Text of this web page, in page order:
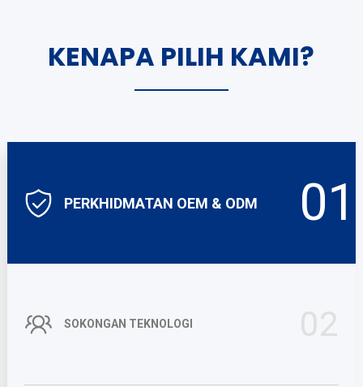
KENAPA PILIH KAMI?
PERKHIDMATAN OEM & ODM 01
SOKONGAN TEKNOLOGI 02